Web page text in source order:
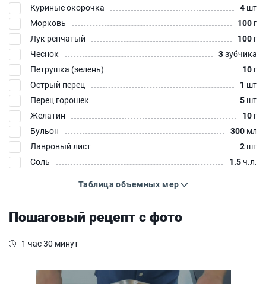
Куриные окорочка 4 шт
Морковь
100 г
Лук репчатый
100 г
Чеснок
3зубчика
Петрушка (зелень)
10 г
Острый перец
1 шт
Перец горошек
5 шт
Желатин
10 г
Бульон
300 мл
Лавровый лист
2 шт
Соль
1.5ч.л.
Таблица объемных мер
Пошаговый рецепт с фото
1 час 30 минут